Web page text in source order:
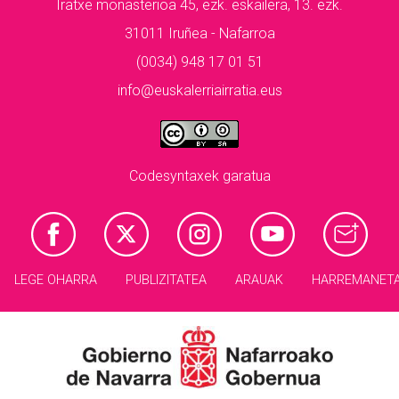
Iratxe monasterioa 45, ezk. eskailera, 13. ezk.
31011 Iruñea - Nafarroa
(0034) 948 17 01 51
info@euskalerriairratia.eus
Codesyntaxek garatua
LEGE OHARRA PUBLIZITATEA ARAUAK